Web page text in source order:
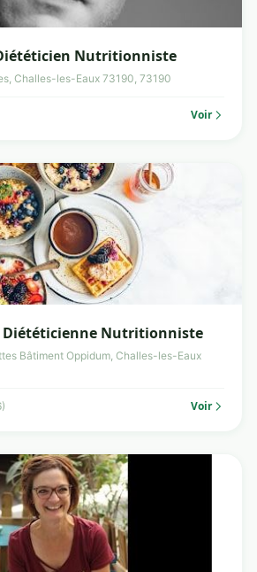
Nutritionniste
Challes-les-Eaux 73190, 73190
Voir
Diététicienne Nutritionniste
Bâtiment Oppidum, Challes-les-Eaux
Voir